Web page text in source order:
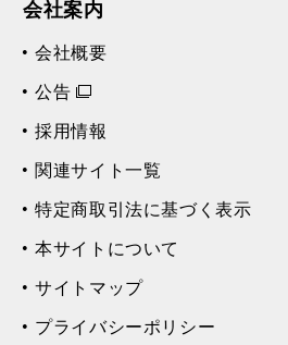
会社案内
会社概要
公告
採用情報
関連サイト一覧
特定商取引法に基づく表示
本サイトについて
サイトマップ
プライバシーポリシー